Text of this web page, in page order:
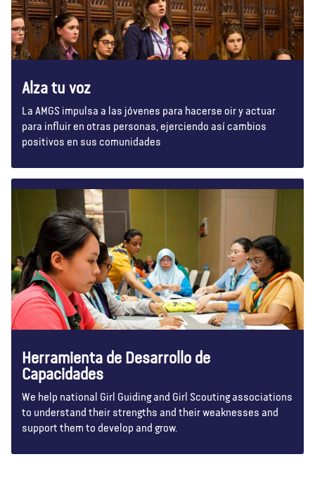
Alza tu voz
La AMGS impulsa a las jóvenes para hacerse oir y actuar
para influir en otras personas, ejerciendo así cambios
positivos en sus comunidades
Herramienta de Desarrollo de
Capacidades
We help national Girl Guiding and Girl Scouting associations
to understand their strengths and their weaknesses and
support them to develop and grow.